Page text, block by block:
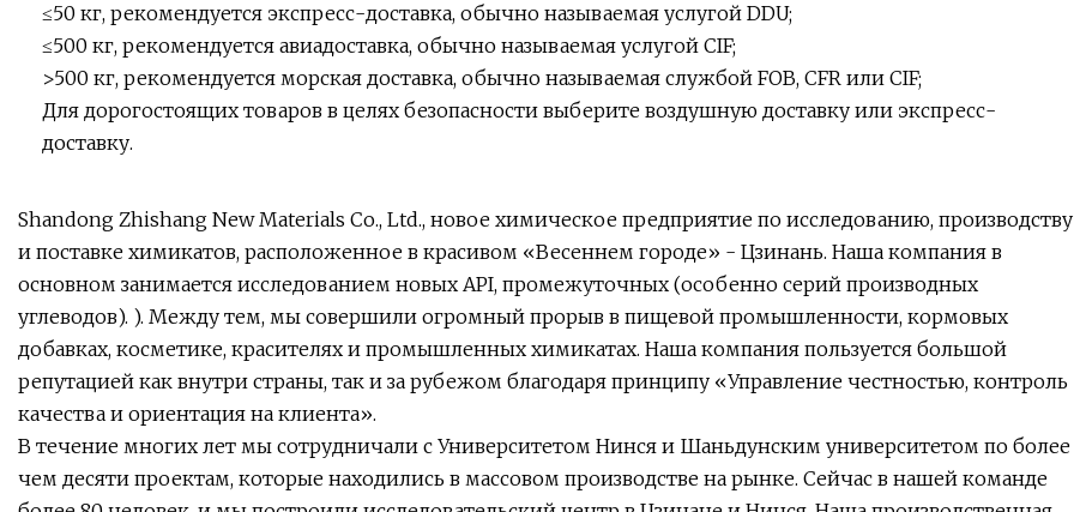
≤50 кг, рекомендуется экспресс-доставка, обычно называемая услугой DDU;
≤500 кг, рекомендуется авиадоставка, обычно называемая услугой CIF;
>500 кг, рекомендуется морская доставка, обычно называемая службой FOB, CFR или CIF;
Для дорогостоящих товаров в целях безопасности выберите воздушную доставку или экспресс-
доставку.
Shandong Zhishang New Materials Co., Ltd., новое химическое предприятие по исследованию, производству
и поставке химикатов, расположенное в красивом «Весеннем городе» - Цзинань. Наша компания в
основном занимается исследованием новых API, промежуточных (особенно серий производных
углеводов). ). Между тем, мы совершили огромный прорыв в пищевой промышленности, кормовых
добавках, косметике, красителях и промышленных химикатах. Наша компания пользуется большой
репутацией как внутри страны, так и за рубежом благодаря принципу «Управление честностью, контроль
качества и ориентация на клиента».
В течение многих лет мы сотрудничали с Университетом Нинся и Шаньдунским университетом по более
чем десяти проектам, которые находились в массовом производстве на рынке. Сейчас в нашей команде